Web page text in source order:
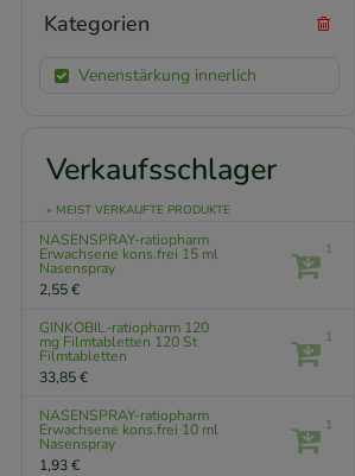
Kategorien
Venenstärkung innerlich
Verkaufsschlager
» MEIST VERKAUFTE PRODUKTE
NASENSPRAY-ratiopharm
Erwachsene kons.frei 15 ml
Nasenspray
2,55 €
1
GINKOBIL-ratiopharm 120
mg Filmtabletten 120 St
Filmtabletten
33,85 €
1
NASENSPRAY-ratiopharm
Erwachsene kons.frei 10 ml
Nasenspray
1,93 €
1